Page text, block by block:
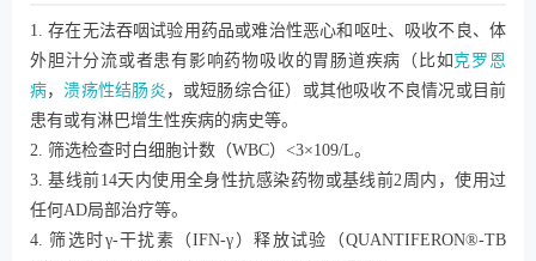
1. 存在无法吞咽试验用药品或难治性恶心和呕吐、吸收不良、体
外胆汁分流或者患有影响药物吸收的胃肠道疾病（比如 克罗恩
病，溃疡性结肠炎 ，或短肠综合征）或其他吸收不良情况或目前
患有或有淋巴增生性疾病的病史等。
2. 筛选检查时白细胞计数（WBC）<3×109/L。
3. 基线前14天内使用全身性抗感染药物或基线前2周内，使用过
任何AD局部治疗等。
4. 筛选时γ-干扰素（IFN-γ）释放试验（QUANTIFERON®-TB